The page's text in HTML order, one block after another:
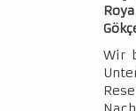
Wir